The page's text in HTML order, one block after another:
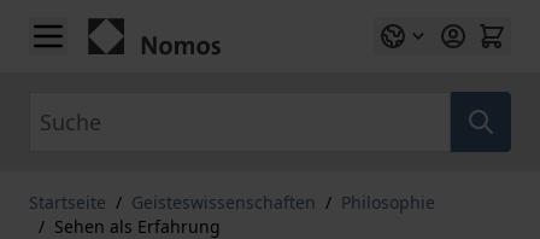
Zum Inhalt springen
Startseite / Geisteswissenschaften / Philosophie
/ Sehen als Erfahrung